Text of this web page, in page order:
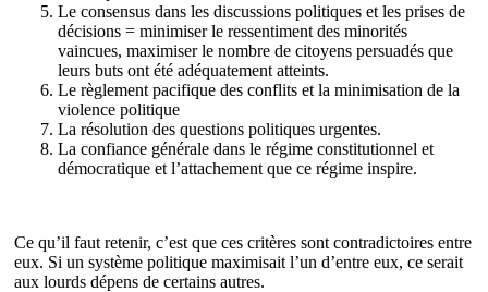
Le consensus dans les discussions politiques et les prises de
décisions = minimiser le ressentiment des minorités
vaincues, maximiser le nombre de citoyens persuadés que
leurs buts ont été adéquatement atteints.
Le règlement pacifique des conflits et la minimisation de la
violence politique
La résolution des questions politiques urgentes.
La confiance générale dans le régime constitutionnel et
démocratique et l’attachement que ce régime inspire.
Ce qu’il faut retenir, c’est que ces critères sont contradictoires entre
eux. Si un système politique maximisait l’un d’entre eux, ce serait
aux lourds dépens de certains autres.